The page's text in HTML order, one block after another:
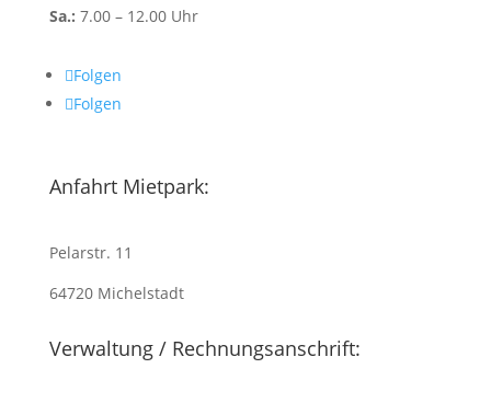
Sa.: 7.00 – 12.00 Uhr
Folgen
Folgen
Anfahrt Mietpark:
Pelarstr. 11
64720 Michelstadt
Verwaltung / Rechnungsanschrift: